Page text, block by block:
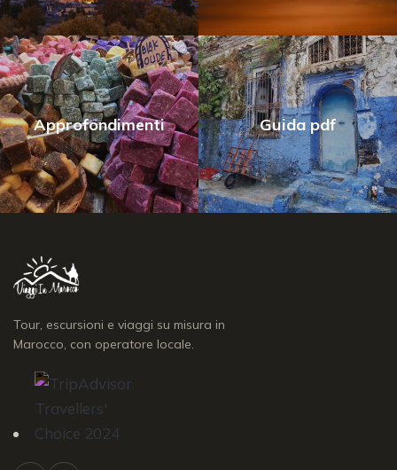
Approfondimenti Guida pdf
Tour, escursioni e viaggi su misura in
Marocco, con operatore locale.